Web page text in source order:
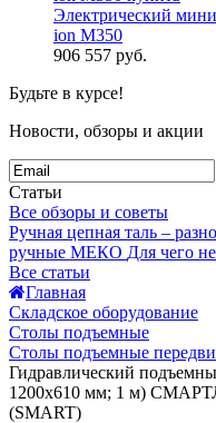
Электрический
ion M350
906 557 руб.
Будьте в курсе!
Новости, обзоры и акции
Статьи
Все обзоры и советы
Ручная цепная таль –
ручные МЕКО Для чего
Все статьи
Главная
Складское оборудование
Столы подъемные
Столы подъемные
Гидравлический
1200х610 мм; 1 м)
(SMART)